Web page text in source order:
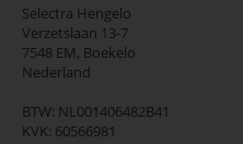
Selectra Hengelo
Verzetslaan 13-7
7548 EM, Boekelo
Nederland
BTW: NL001406482B41
KVK: 60566981